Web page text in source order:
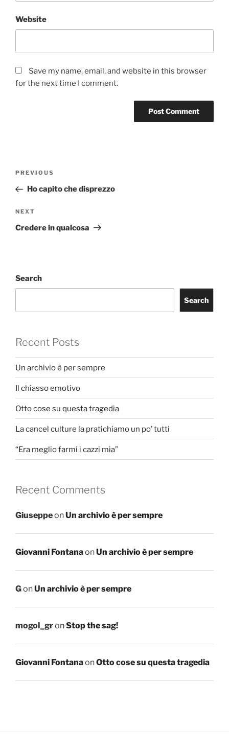
Website
Save my name, email, and website in this browser
for the next time I comment.
Previous
Post
PREVIOUS
Ho capito che disprezzo
Next
Post
NEXT
Credere in qualcosa
Search
Search
Recent Posts
Un archivio è per sempre
Il chiasso emotivo
Otto cose su questa tragedia
La cancel culture la pratichiamo un po’ tutti
“Era meglio farmi i cazzi mia”
Recent Comments
GiuseppeonUn archivio è per sempre
Giovanni FontanaonUn archivio è per sempre
GonUn archivio è per sempre
mogol_gronStop the sag!
Giovanni FontanaonOtto cose su questa tragedia